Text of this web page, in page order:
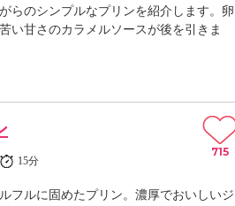
らのシンプルなプリンを紹介します。卵
い甘さのカラメルソースが後を引きま
15分
フルに固めたプリン。濃厚でおいしいジ
715